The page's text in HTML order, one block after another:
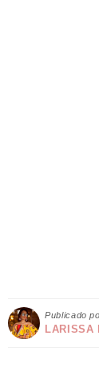
Publicado
LARISSA